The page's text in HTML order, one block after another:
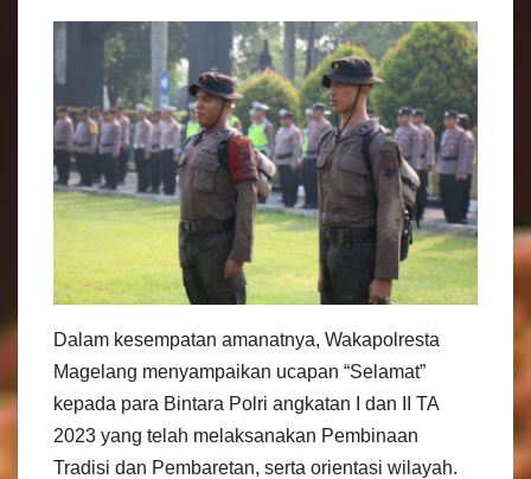
Dalam kesempatan amanatnya, Wakapolresta
Magelang menyampaikan ucapan “Selamat”
kepada para Bintara Polri angkatan I dan II TA
2023 yang telah melaksanakan Pembinaan
Tradisi dan Pembaretan, serta orientasi wilayah.